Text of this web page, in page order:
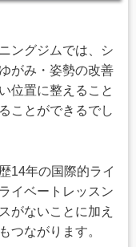
ングジムでは、シ
がみ・姿勢の改善
位置に整えること
ことができるでし
14年の国際的ライ
イベートレッスン
がないことに加え
つながります。